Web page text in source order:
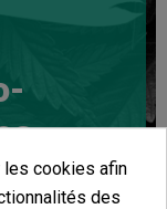
les cookies afin
des